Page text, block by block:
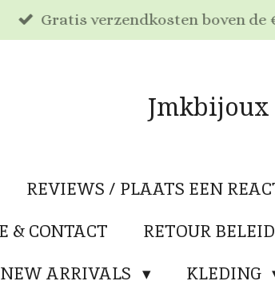
Gratis verzendkosten boven de
Jmkbijoux
REVIEWS / PLAATS EEN
& CONTACT
RETOUR BELEID
NEW ARRIVALS KLEDING